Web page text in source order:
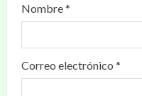
Nombre*
Correo electrónico *